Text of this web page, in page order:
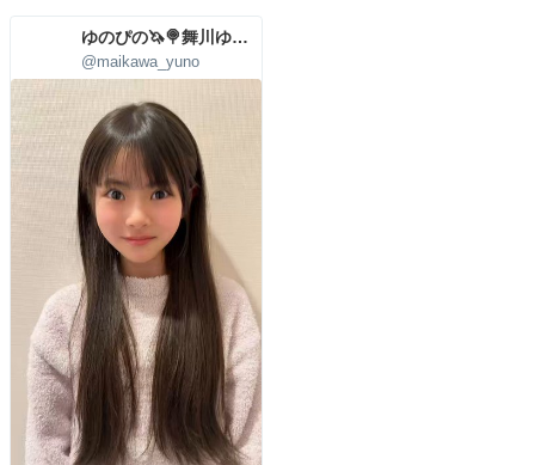
ゆのぴの🦄🍭舞川ゆの🩷4/29(水)㊗5周年LIVE
@maikawa_yuno